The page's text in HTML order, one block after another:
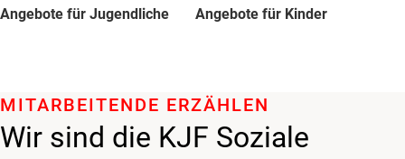
Angebote für Jugendliche Angebote für Kinder
Wir sind die KJF Soziale
MITARBEITENDE ERZÄHLEN